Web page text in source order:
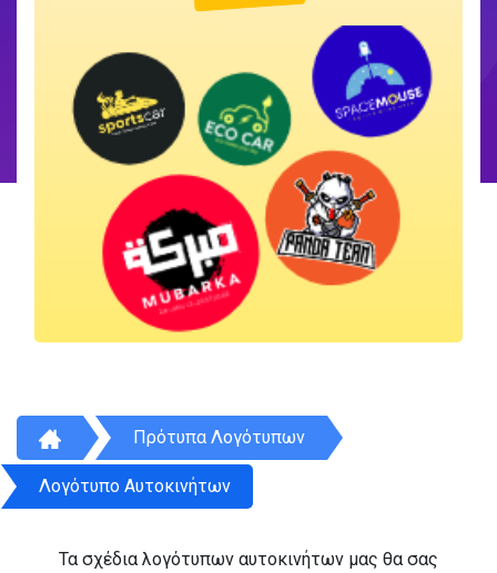
Πρότυπα Λογότυπων
Λογότυπο Αυτοκινήτων
Τα σχέδια λογότυπων αυτοκινήτων μας θα σας